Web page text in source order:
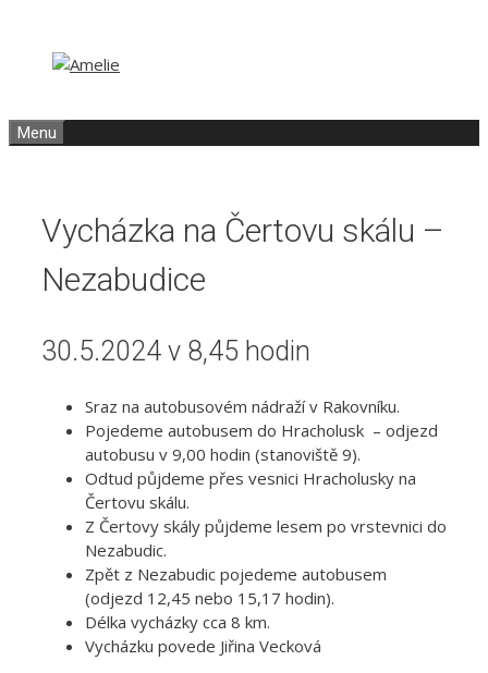
obsah
obsah
Menu
Vycházka na Čertovu skálu –
Nezabudice
30.5.2024 v 8,45 hodin
Sraz na autobusovém nádraží v Rakovníku.
Pojedeme autobusem do Hracholusk – odjezd
autobusu v 9,00 hodin (stanoviště 9).
Odtud půjdeme přes vesnici Hracholusky na
Čertovu skálu.
Z Čertovy skály půjdeme lesem po vrstevnici do
Nezabudic.
Zpět z Nezabudic pojedeme autobusem
(odjezd 12,45 nebo 15,17 hodin).
Délka vycházky cca 8 km.
Vycházku povede Jiřina Vecková